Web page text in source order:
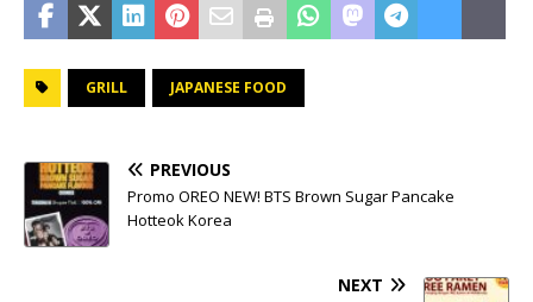
GRILL JAPANESE FOOD
PREVIOUS
Promo OREO NEW! BTS Brown Sugar Pancake
Hotteok Korea
NEXT